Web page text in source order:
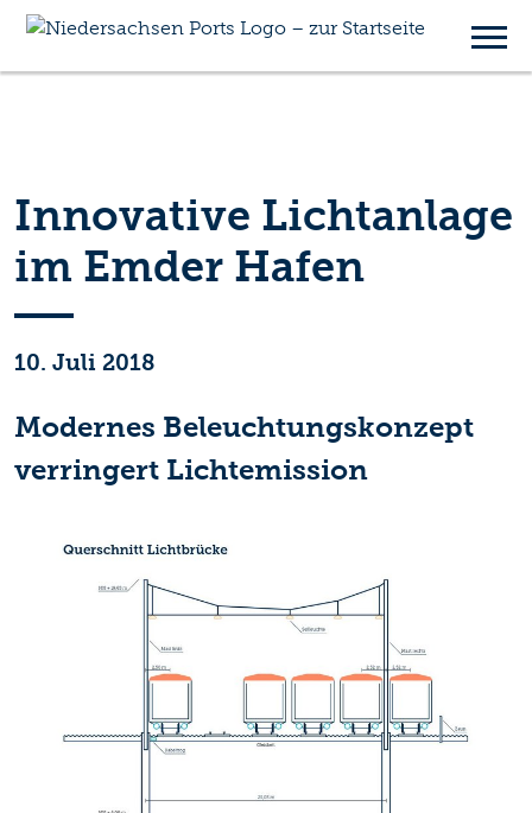
Innovative Lichtanlage
im Emder Hafen
10. Juli 2018
Modernes Beleuchtungskonzept
verringert Lichtemission